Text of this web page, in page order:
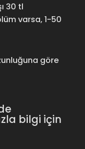
30 tl
varsa, 1-50
göre
bilgi için